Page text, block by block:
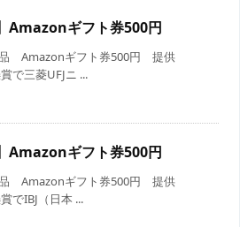
Amazonギフト券500円
Amazonギフト券500円 提供
で三菱UFJニ ...
Amazonギフト券500円
Amazonギフト券500円 提供
でIBJ（日本 ...